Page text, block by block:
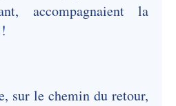
accompagnaient la
sur le chemin du retour,